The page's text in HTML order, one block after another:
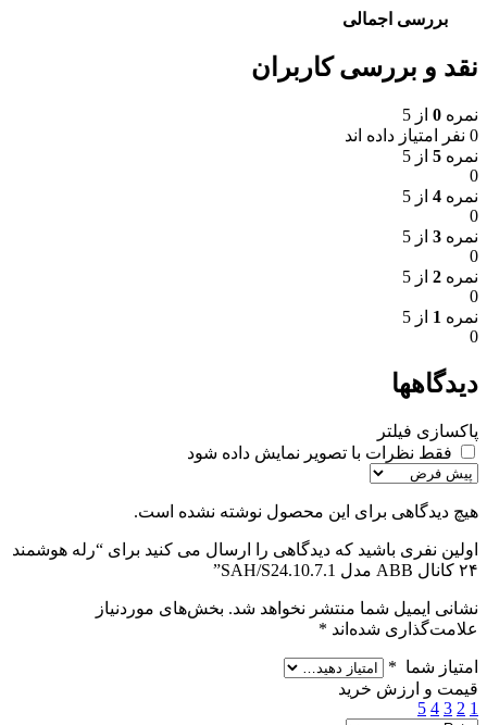
بررسی اجمالی
نقد و بررسی کاربران
نمره 0 از 5
0 نفر امتیاز داده اند
نمره 5 از 5
0
نمره 4 از 5
0
نمره 3 از 5
0
نمره 2 از 5
0
نمره 1 از 5
0
دیدگاهها
پاکسازی فیلتر
فقط نظرات با تصویر نمایش داده شود
هیچ دیدگاهی برای این محصول نوشته نشده است.
اولین نفری باشید که دیدگاهی را ارسال می کنید برای “رله هوشمند
۲۴ کانال ABB مدل SAH/S24.10.7.1”
نشانی ایمیل شما منتشر نخواهد شد. بخش‌های موردنیاز
علامت‌گذاری شده‌اند *
امتیاز شما *
قیمت و ارزش خرید
1
2
3
4
5